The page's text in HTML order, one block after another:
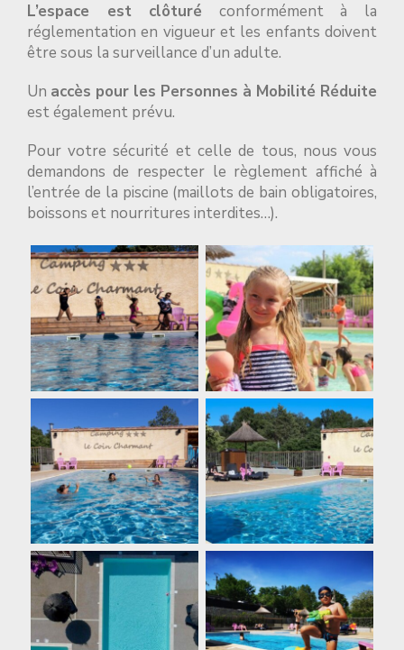
L’espace est clôturé conformément à la
réglementation en vigueur et les enfants doivent
être sous la surveillance d’un adulte.
Un accès pour les Personnes à Mobilité Réduite
est également prévu.
Pour votre sécurité et celle de tous, nous vous
demandons de respecter le règlement affiché à
l’entrée de la piscine (maillots de bain obligatoires,
boissons et nourritures interdites…).